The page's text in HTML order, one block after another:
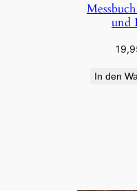
und
In den